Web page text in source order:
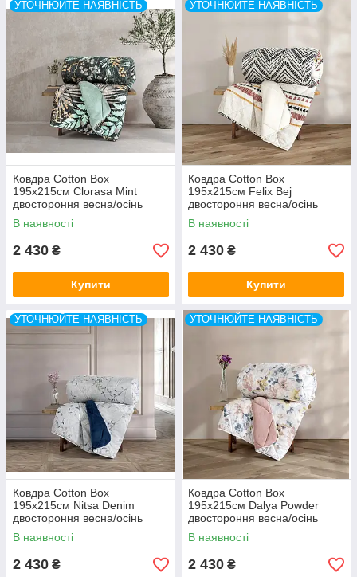
УТОЧНЮЙТЕ НАЯВНІСТЬ
Ковдра Cotton Box
195x215см Clorasa Mint
двостороння весна/осінь
Туреччина
В наявності
2 430 ₴
Купити
УТОЧНЮЙТЕ НАЯВНІСТЬ
Ковдра Cotton Box
195x215см Felix Bej
двостороння весна/осінь
Туреччина
В наявності
2 430 ₴
Купити
УТОЧНЮЙТЕ НАЯВНІСТЬ
Ковдра Cotton Box
195x215см Nitsa Denim
двостороння весна/осінь
Туреччина
В наявності
2 430 ₴
УТОЧНЮЙТЕ НАЯВНІСТЬ
Ковдра Cotton Box
195x215см Dalya Powder
двостороння весна/осінь
Туреччина
В наявності
2 430 ₴